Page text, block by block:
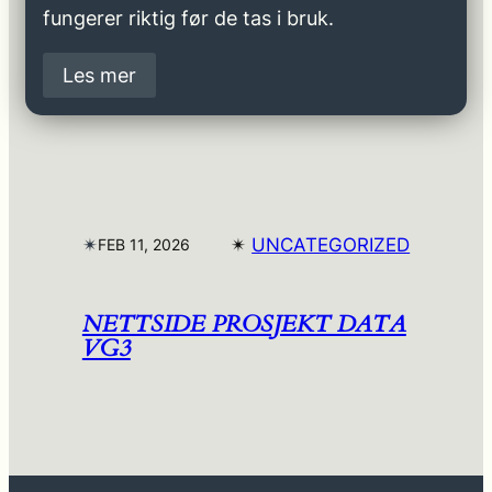
fungerer riktig før de tas i bruk.
Les mer
✴︎FEB 11, 2026 ✴︎ UNCATEGORIZED
NETTSIDE PROSJEKT DATA
VG3